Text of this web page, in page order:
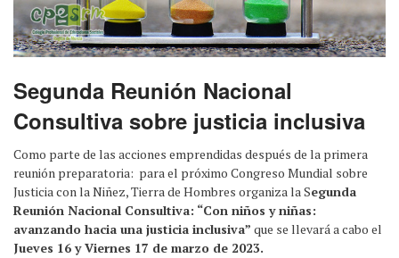
Segunda Reunión Nacional
Consultiva sobre justicia inclusiva
Como parte de las acciones emprendidas después de la primera
reunión preparatoria: para el próximo Congreso Mundial sobre
Justicia con la Niñez, Tierra de Hombres organiza la Segunda
Reunión Nacional Consultiva: “Con niños y niñas:
avanzando hacia una justicia inclusiva” que se llevará a cabo el
Jueves 16 y Viernes 17 de marzo de 2023.